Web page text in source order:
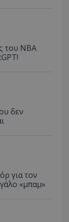
του NBA
δεν
για τον
«μπαμ»